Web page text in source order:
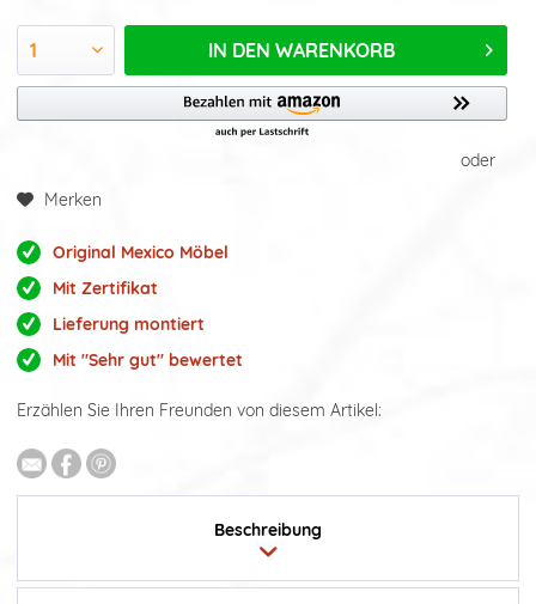
IN DEN WARENKORB
oder
Merken
Original Mexico Möbel
Mit Zertifikat
Lieferung montiert
Mit "Sehr gut" bewertet
Erzählen Sie Ihren Freunden von diesem Artikel:
Beschreibung